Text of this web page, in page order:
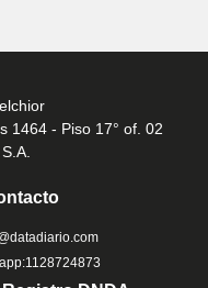
1464 - Piso 17° of. 02